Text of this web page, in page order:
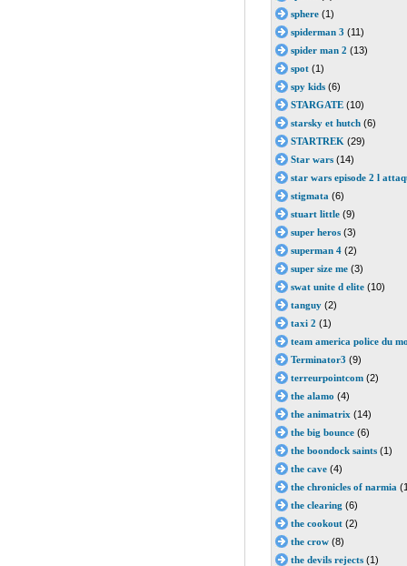
sphere (1)
spiderman 3 (11)
spider man 2 (13)
spot (1)
spy kids (6)
STARGATE (10)
starsky et hutch (6)
STARTREK (29)
Star wars (14)
star wars episode 2 l
stigmata (6)
stuart little (9)
super heros (3)
superman 4 (2)
super size me (3)
swat unite d elite (10)
tanguy (2)
taxi 2 (1)
team america police du
Terminator3 (9)
terreurpointcom (2)
the alamo (4)
the animatrix (14)
the big bounce (6)
the boondock saints (1)
the cave (4)
the chronicles of narmia
the clearing (6)
the cookout (2)
the crow (8)
the devils rejects (1)